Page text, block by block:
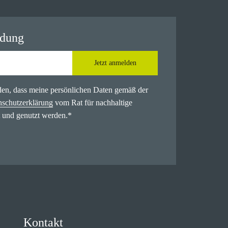
Jetzt anmelden
dass meine persönlichen Daten gemäß der
vom Rat für nachhaltige
genutzt werden.*
Kontakt